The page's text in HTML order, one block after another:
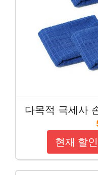
다목적 극세사
현재 할